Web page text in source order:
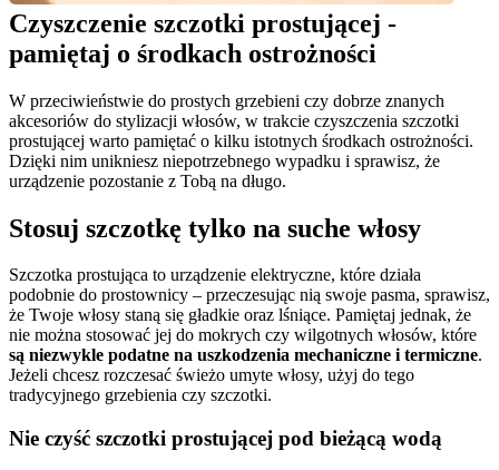
Czyszczenie szczotki prostującej -
pamiętaj o środkach ostrożności
W przeciwieństwie do prostych grzebieni czy dobrze znanych
akcesoriów do stylizacji włosów, w trakcie czyszczenia szczotki
prostującej warto pamiętać o kilku istotnych środkach ostrożności.
Dzięki nim unikniesz niepotrzebnego wypadku i sprawisz, że
urządzenie pozostanie z Tobą na długo.
Stosuj szczotkę tylko na suche włosy
Szczotka prostująca to urządzenie elektryczne, które działa
podobnie do prostownicy – przeczesując nią swoje pasma, sprawisz,
że Twoje włosy staną się gładkie oraz lśniące. Pamiętaj jednak, że
są niezwykle podatne na uszkodzenia mechaniczne i termiczne.
Jeżeli chcesz rozczesać świeżo umyte włosy, użyj do tego
tradycyjnego grzebienia czy szczotki.
Nie czyść szczotki prostującej pod bieżącą wodą